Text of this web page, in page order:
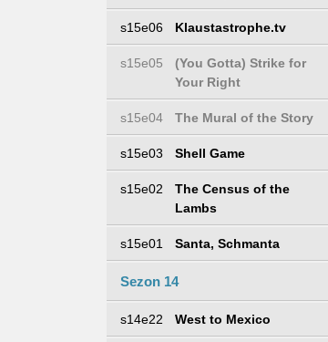
s15e06 Klaustastrophe.tv
s15e05
(You Gotta) Strike for
Your Right
s15e04 The Mural of the Story
s15e03 Shell Game
s15e02
The Census of the
Lambs
s15e01 Santa, Schmanta
Sezon 14
s14e22 West to Mexico